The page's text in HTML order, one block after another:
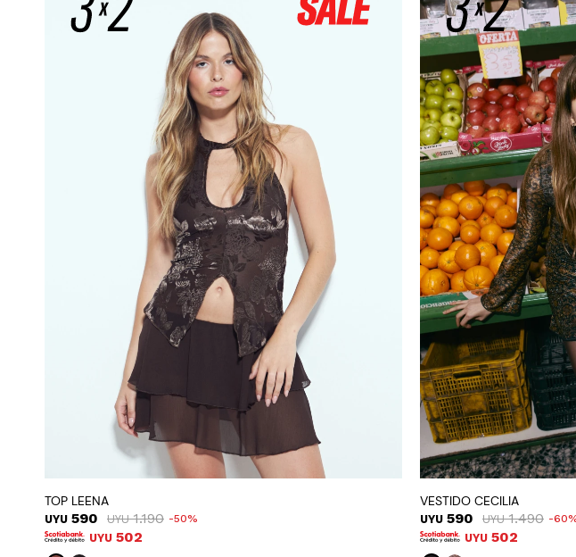
TOP LEENA
UYU 590 UYU 1.190 50
UYU 502
VESTIDO CECILIA
UYU 590 UYU 1.490 60
UYU 502